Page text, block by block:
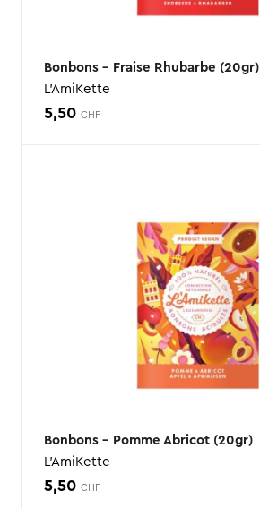
Bonbons – Fraise Rhubarbe (20gr)
L'AmiKette
5,50 CHF
Bonbons – Pomme Abricot (20gr)
L'AmiKette
5,50 CHF